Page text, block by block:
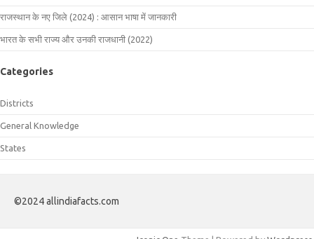
राजस्थान के नए जिले (2024) : आसान भाषा में जानकारी
भारत के सभी राज्य और उनकी राजधानी (2022)
Categories
Districts
General Knowledge
States
©2024 allindiafacts.com